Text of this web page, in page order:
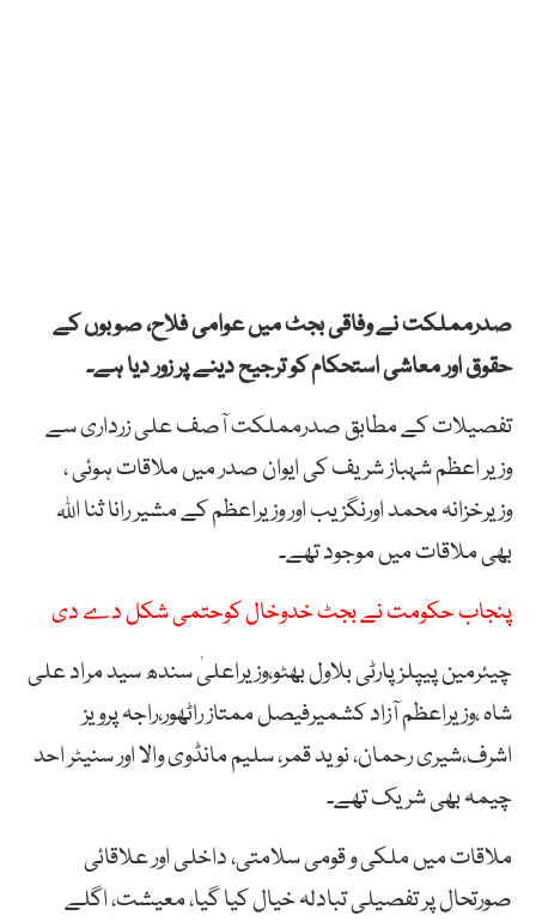
صدرمملکت نے وفاقی بجٹ میں عوامی فلاح، صوبوں کے
حقوق اور معاشی استحکام کو ترجیح دینے پر زور دیا ہے۔
تفصیلات کے مطابق صدرمملکت آصف علی زرداری سے
وزیر اعظم شہباز شریف کی ایوان صدر میں ملاقات ہوئی ،
وزیرخزانہ محمد اورنگزیب اور وزیراعظم کے مشیر رانا ثنا اللہ
بھی ملاقات میں موجود تھے۔
پنجاب حکومت نے بجٹ خدوخال کوحتمی شکل دے دی
چیئرمین پیپلزپارٹی بلاول بھٹو،وزیراعلیٰ سندھ سید مراد علی
شاہ ،وزیراعظم آزاد کشمیرفیصل ممتاز راٹھور،راجہ پرویز
اشرف،شیری رحمان، نوید قمر، سلیم مانڈوی والا اور سنیٹر احد
چیمہ بھی شریک تھے۔
ملاقات میں ملکی و قومی سلامتی، داخلی اور علاقائی
صورتحال پر تفصیلی تبادلہ خیال کیا گیا، معیشت، اگلے